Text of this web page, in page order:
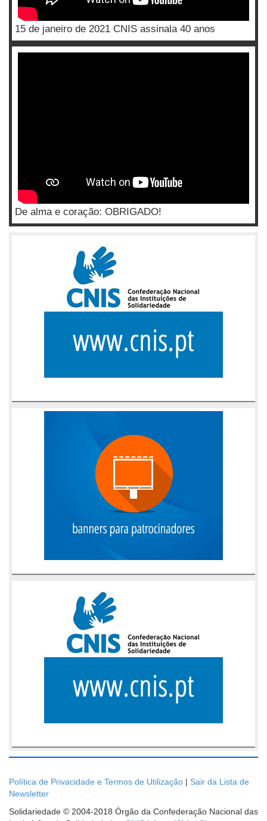
15 de janeiro de 2021 CNIS assinala 40 anos
De alma e coração: OBRIGADO!
Política de Privacidade e Termos de Utilização | Sair da Lista de
Newsletter
Solidariedade © 2004-2018 Órgão da Confederação Nacional das